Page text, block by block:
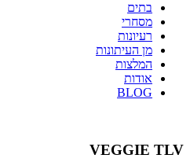
בתים
מסחרי
רעיונות
מן העיתונות
המלצות
אודות
BLOG
VEGGIE TLV